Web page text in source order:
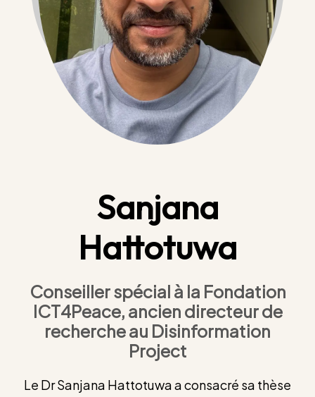
Sanjana
Hattotuwa
Conseiller spécial à la Fondation
ICT4Peace, ancien directeur de
recherche au Disinformation
Project
Le Dr Sanjana Hattotuwa a consacré sa thèse